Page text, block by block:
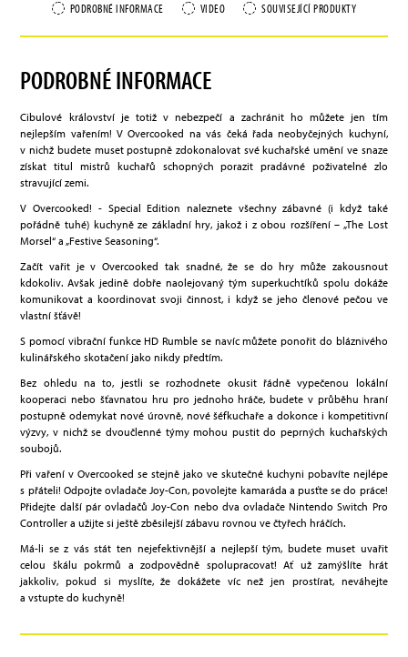
PODROBNÉ INFORMACE VIDEO SOUVISEJÍCÍ PRODUKTY
PODROBNÉ INFORMACE
Cibulové království je totiž v nebezpečí a zachránit ho můžete jen tím
nejlepším vařením! V Overcooked na vás čeká řada neobyčejných kuchyní,
v nichž budete muset postupně zdokonalovat své kuchařské umění ve snaze
získat titul mistrů kuchařů schopných porazit pradávné poživatelné zlo
stravující zemi.
V Overcooked! - Special Edition naleznete všechny zábavné (i když také
pořádně tuhé) kuchyně ze základní hry, jakož i z obou rozšíření – „The Lost
Morsel“ a „Festive Seasoning“.
Začít vařit je v Overcooked tak snadné, že se do hry může zakousnout
kdokoliv. Avšak jedině dobře naolejovaný tým superkuchtíků spolu dokáže
komunikovat a koordinovat svoji činnost, i když se jeho členové pečou ve
vlastní šťávě!
S pomocí vibrační funkce HD Rumble se navíc můžete ponořit do bláznivého
kulinářského skotačení jako nikdy předtím.
Bez ohledu na to, jestli se rozhodnete okusit řádně vypečenou lokální
kooperaci nebo šťavnatou hru pro jednoho hráče, budete v průběhu hraní
postupně odemykat nové úrovně, nové šéfkuchaře a dokonce i kompetitivní
výzvy, v nichž se dvoučlenné týmy mohou pustit do peprných kuchařských
soubojů.
Při vaření v Overcooked se stejně jako ve skutečné kuchyni pobavíte nejlépe
s přáteli! Odpojte ovladače Joy-Con, povolejte kamaráda a pusťte se do práce!
Přidejte další pár ovladačů Joy-Con nebo dva ovladače Nintendo Switch Pro
Controller a užijte si ještě zběsilejší zábavu rovnou ve čtyřech hráčích.
Má-li se z vás stát ten nejefektivnější a nejlepší tým, budete muset uvařit
celou škálu pokrmů a zodpovědně spolupracovat! Ať už zamýšlíte hrát
jakkoliv, pokud si myslíte, že dokážete víc než jen prostírat, neváhejte
a vstupte do kuchyně!